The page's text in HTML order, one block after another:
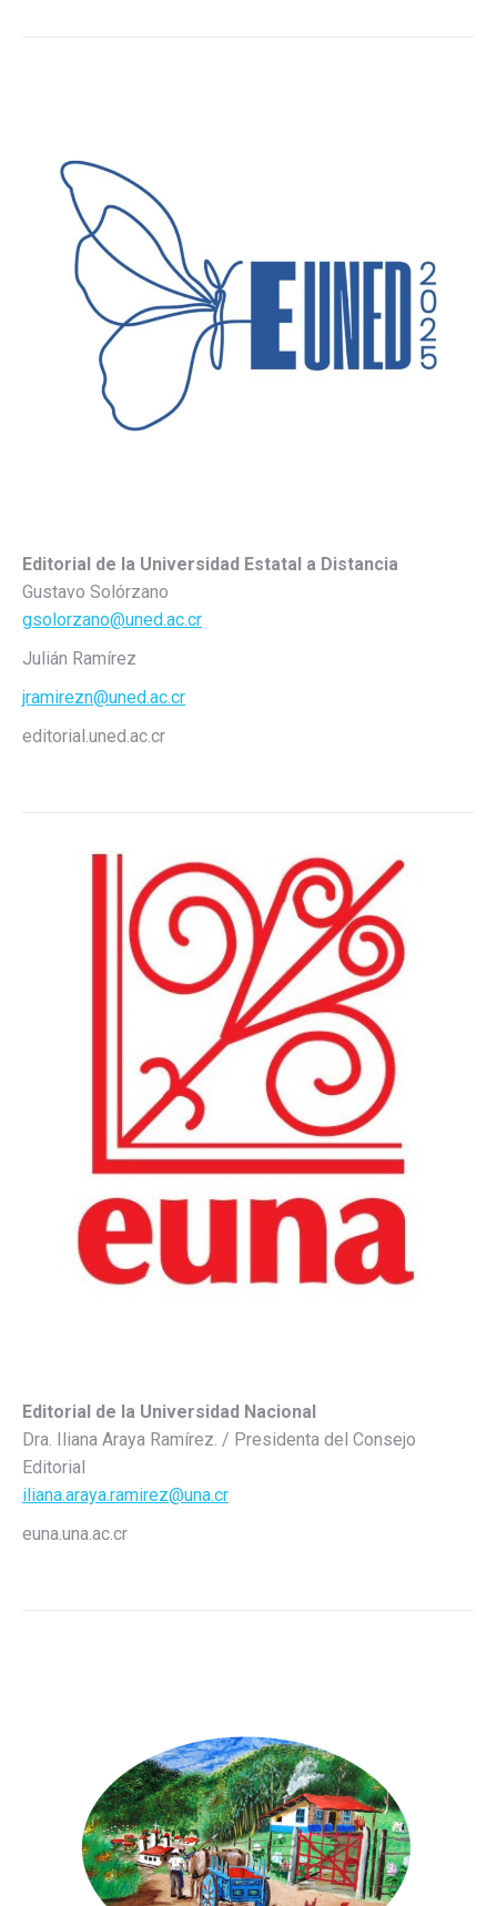
Editorial de la Universidad Estatal a Distancia
Gustavo Solórzano
gsolorzano@uned.ac.cr
Julián Ramírez
jramirezn@uned.ac.cr
editorial.uned.ac.cr
Editorial de la Universidad Nacional
Dra. Iliana Araya Ramírez. / Presidenta del Consejo
Editorial
iliana.araya.ramirez@una.cr
euna.una.ac.cr